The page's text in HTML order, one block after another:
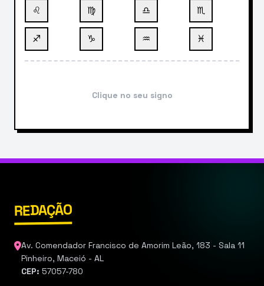
♌ ♍ ♎ ♏
♐ ♑ ♒ ♓
Clique no seu signo
REDAÇÃO
Av. Comendador Francisco de Amorim Leão, 183 - Sala 11
Pinheiro, Maceió - AL
CEP: 57057-780